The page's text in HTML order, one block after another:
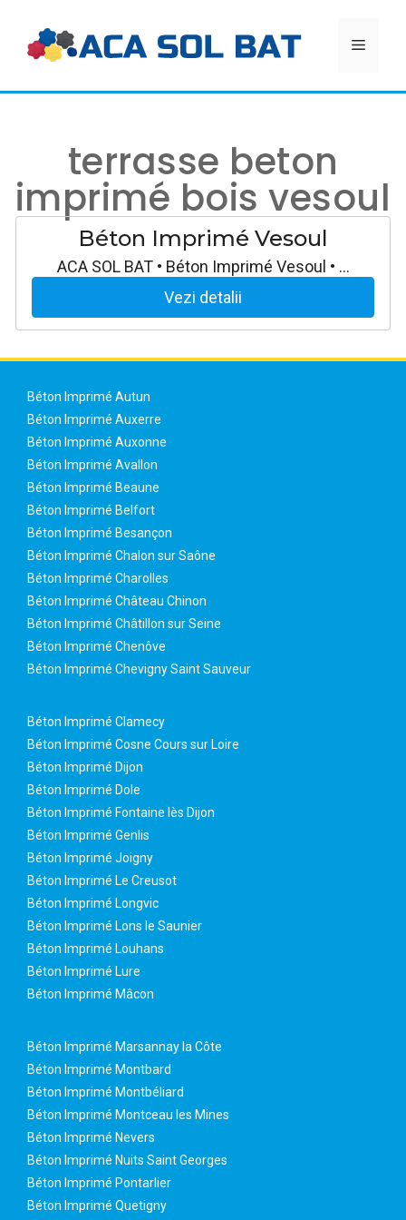
contenu
terrasse beton
imprimé bois vesoul
Béton Imprimé Vesoul
ACA SOL BAT • Béton Imprimé Vesoul • …
Vezi detalii
Béton Imprimé Autun
Béton Imprimé Auxerre
Béton Imprimé Auxonne
Béton Imprimé Avallon
Béton Imprimé Beaune
Béton Imprimé Belfort
Béton Imprimé Besançon
Béton Imprimé Chalon sur Saône
Béton Imprimé Charolles
Béton Imprimé Château Chinon
Béton Imprimé Châtillon sur Seine
Béton Imprimé Chenôve
Béton Imprimé Chevigny Saint Sauveur
Béton Imprimé Clamecy
Béton Imprimé Cosne Cours sur Loire
Béton Imprimé Dijon
Béton Imprimé Dole
Béton Imprimé Fontaine lès Dijon
Béton Imprimé Genlis
Béton Imprimé Joigny
Béton Imprimé Le Creusot
Béton Imprimé Longvic
Béton Imprimé Lons le Saunier
Béton Imprimé Louhans
Béton Imprimé Lure
Béton Imprimé Mâcon
Béton Imprimé Marsannay la Côte
Béton Imprimé Montbard
Béton Imprimé Montbéliard
Béton Imprimé Montceau les Mines
Béton Imprimé Nevers
Béton Imprimé Nuits Saint Georges
Béton Imprimé Pontarlier
Béton Imprimé Quetigny